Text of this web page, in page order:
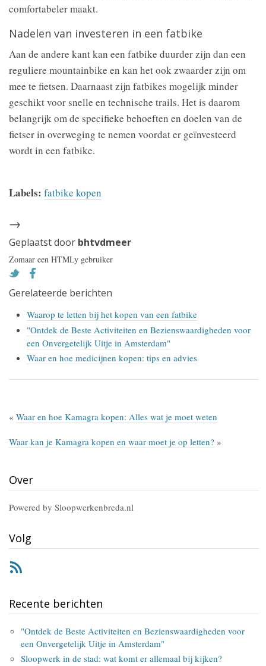
comfortabeler maakt.
Nadelen van investeren in een fatbike
Aan de andere kant kan een fatbike duurder zijn dan een
reguliere mountainbike en kan het ook zwaarder zijn om
mee te fietsen. Daarnaast zijn fatbikes mogelijk minder
geschikt voor snelle en technische trails. Het is daarom
belangrijk om de specifieke behoeften en doelen van de
fietser in overweging te nemen voordat er geïnvesteerd
wordt in een fatbike.
Labels: fatbike kopen
→
Geplaatst door bhtvdmeer
Zomaar een HTMLy gebruiker
Gerelateerde berichten
Waarop te letten bij het kopen van een fatbike
"Ontdek de Beste Activiteiten en Bezienswaardigheden voor
een Onvergetelijk Uitje in Amsterdam"
Waar en hoe medicijnen kopen: tips en advies
« Waar en hoe Kamagra kopen: Alles wat je moet weten
Waar kan je Kamagra kopen en waar moet je op letten? »
Over
Powered by Sloopwerkenbreda.nl
Volg
Recente berichten
"Ontdek de Beste Activiteiten en Bezienswaardigheden voor
een Onvergetelijk Uitje in Amsterdam"
Sloopwerk in de stad: wat komt er allemaal bij kijken?